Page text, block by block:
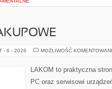
- 6 - 2026 MOŻLIWOŚĆ
LAKOM to praktyczna
PC oraz serwisowi